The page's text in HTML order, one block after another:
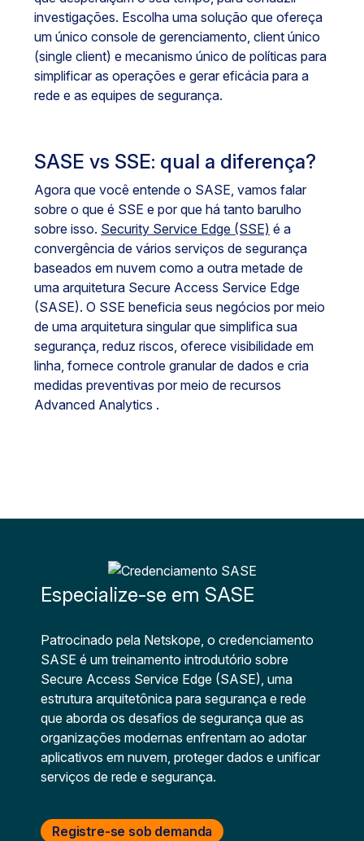
investigações. Escolha uma solução que ofereça
um único console de gerenciamento, client único
(single client) e mecanismo único de políticas para
simplificar as operações e gerar eficácia para a
rede e as equipes de segurança.
SASE vs SSE: qual a diferença?
Agora que você entende o SASE, vamos falar
sobre o que é SSE e por que há tanto barulho
sobre isso. Security Service Edge (SSE) é a
convergência de vários serviços de segurança
baseados em nuvem como a outra metade de
uma arquitetura Secure Access Service Edge
(SASE). O SSE beneficia seus negócios por meio
de uma arquitetura singular que simplifica sua
segurança, reduz riscos, oferece visibilidade em
linha, fornece controle granular de dados e cria
medidas preventivas por meio de recursos
Advanced Analytics .
Especialize-se em SASE
Patrocinado pela Netskope, o credenciamento
SASE é um treinamento introdutório sobre
Secure Access Service Edge (SASE), uma
estrutura arquitetônica para segurança e rede
que aborda os desafios de segurança que as
organizações modernas enfrentam ao adotar
aplicativos em nuvem, proteger dados e unificar
serviços de rede e segurança.
Registre-se sob demanda